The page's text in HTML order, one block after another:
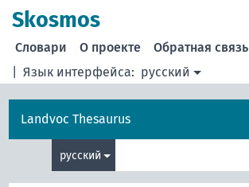
Skosmos
Язык интерфейса: русский
Словари О проекте Обратная связь
Landvoc Thesaurus
русский